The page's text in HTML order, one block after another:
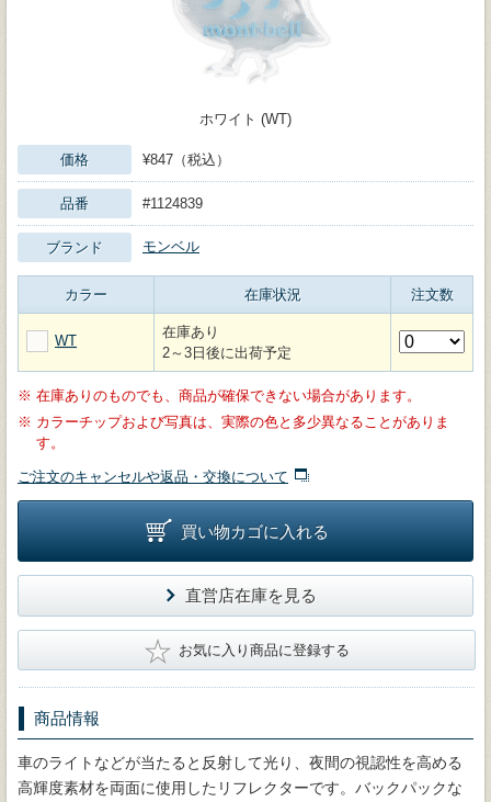
ホワイト (WT)
価格 ¥847（税込）
品番 #1124839
ブランド モンベル
カラー 在庫状況 注文数
WT
在庫あり
2～3日後に出荷予定
※ 在庫ありのものでも、商品が確保できない場合があります。
※ カラーチップおよび写真は、実際の色と多少異なることがありま
す。
ご注文のキャンセルや返品・交換について
買い物カゴに入れる
直営店在庫を見る
★ お気に入り商品に登録する
商品情報
車のライトなどが当たると反射して光り、夜間の視認性を高める
高輝度素材を両面に使用したリフレクターです。バックパックな